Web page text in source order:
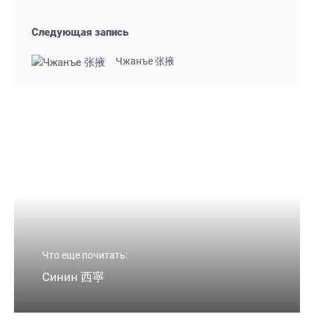
Следующая запись
Чжанъе 张掖
Что еще почитать:
Синин 西寧